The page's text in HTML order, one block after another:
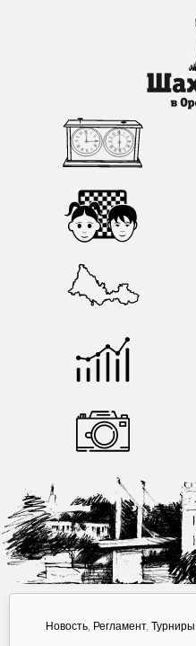
Новость, Регламент, Турниры